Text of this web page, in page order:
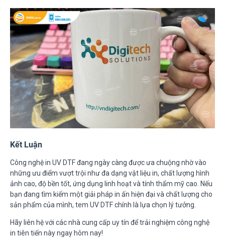
Kết Luận
Công nghệ in UV DTF đang ngày càng được ưa chuộng nhờ vào
những ưu điểm vượt trội như đa dạng vật liệu in, chất lượng hình
ảnh cao, độ bền tốt, ứng dụng linh hoạt và tính thẩm mỹ cao. Nếu
bạn đang tìm kiếm một giải pháp in ấn hiện đại và chất lượng cho
sản phẩm của mình, tem UV DTF chính là lựa chọn lý tưởng.
Hãy liên hệ với các nhà cung cấp uy tín để trải nghiệm công nghệ
in tiên tiến này ngay hôm nay!